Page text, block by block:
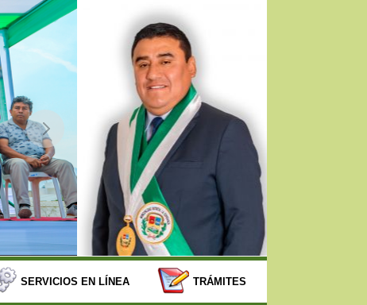
SERVICIOS EN LÍNEA TRÁMITES